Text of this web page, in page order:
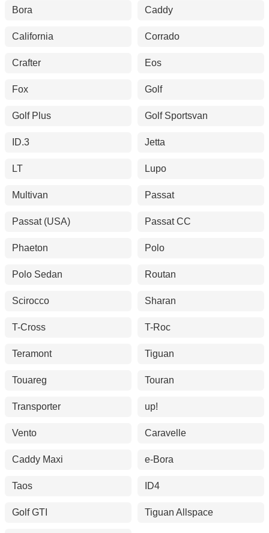
Bora Caddy
California Corrado
Crafter Eos
Fox Golf
Golf Plus Golf Sportsvan
ID.3 Jetta
LT Lupo
Multivan Passat
Passat (USA) Passat CC
Phaeton Polo
Polo Sedan Routan
Scirocco Sharan
T-Cross T-Roc
Teramont Tiguan
Touareg Touran
Transporter up!
Vento Caravelle
Caddy Maxi e-Bora
Taos ID4
Golf GTI Tiguan Allspace